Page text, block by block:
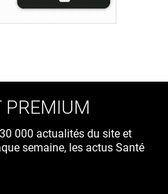
PREMIUM
000 actualités du site et
semaine, les actus Santé